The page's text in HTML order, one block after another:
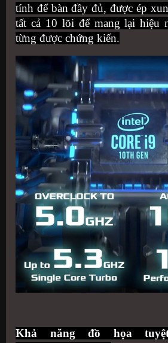
tính để bàn đầy đủ, được ép
tất cả 10 lõi để mang lại hiệu
từng được chứng kiến.
Khả năng đồ họa